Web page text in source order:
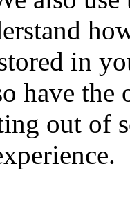
in
have
out of